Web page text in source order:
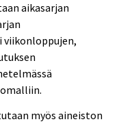
aikasarjan
viikonloppujen,
myös aineiston